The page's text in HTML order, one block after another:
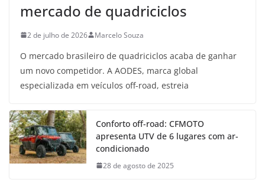
mercado de quadriciclos
2 de julho de 2026 Marcelo Souza
O mercado brasileiro de quadriciclos acaba de ganhar
um novo competidor. A AODES, marca global
especializada em veículos off-road, estreia
Conforto off-road: CFMOTO
apresenta UTV de 6 lugares com ar-
condicionado
28 de agosto de 2025